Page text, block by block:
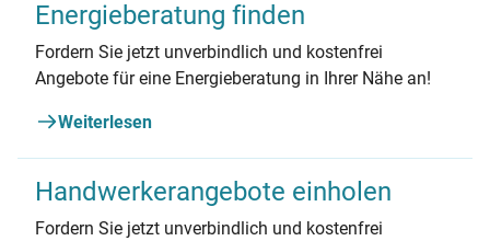
Energieberatung finden
Fordern Sie jetzt unverbindlich und kostenfrei
Angebote für eine Energieberatung in Ihrer Nähe an!
Weiterlesen
Handwerkerangebote einholen
Fordern Sie jetzt unverbindlich und kostenfrei